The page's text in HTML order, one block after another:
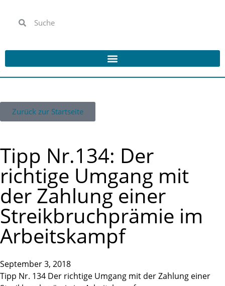
Zurück zur Startseite
Tipp Nr.134: Der
richtige Umgang mit
der Zahlung einer
Streikbruchprämie im
Arbeitskampf
September 3, 2018
Tipp Nr. 134 Der richtige Umgang mit der Zahlung einer